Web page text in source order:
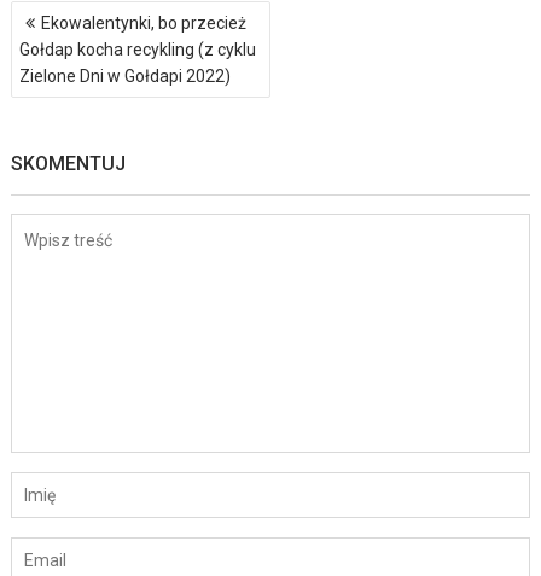
Nawigacja
wpisu
Ekowalentynki, bo przecież
Gołdap kocha recykling (z cyklu
Zielone Dni w Gołdapi 2022)
SKOMENTUJ